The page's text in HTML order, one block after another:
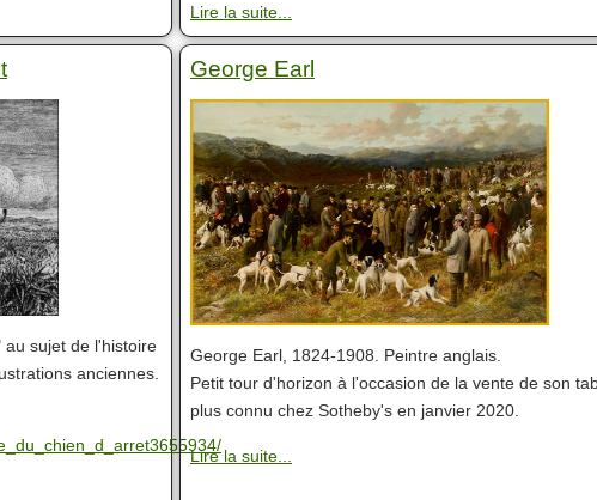
Lire la suite...
au sujet de l'histoire
anciennes.
George Earl
George Earl, 1824-1908. Peintre anglais.
Petit tour d'horizon à l'occasion de la vente de son
plus connu chez Sotheby's en janvier 2020.
Lire la suite...